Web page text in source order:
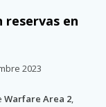
reservas en
2023
Warfare Area 2,